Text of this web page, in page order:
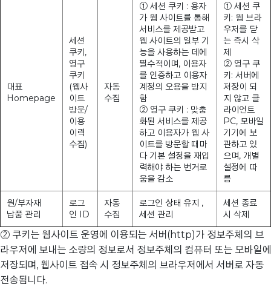
대표
Homepage
세션
쿠키,
영구
쿠키
(웹사
이트
방문/
이용
이력
수집)
자동
수집
① 세션 쿠키 : 용자
가 웹 사이트를 통해
서비스를 제공받고
웹 사이트의 일부 기
능을 사용하는 데에
필수적이며, 이용자
를 인증하고 이용자
계정의 오용을 방지
함
② 영구 쿠키 : 맞춤
화된 서비스를 제공
하고 이용자가 웹 사
이트를 방문할 때마
다 기본 설정을 재입
력해야 하는 번거로
움을 감소
① 세션 쿠
키: 웹 브라
우저를 닫
는 즉시 삭
제
② 영구 쿠
키: 서버에
저장이 되
지 않고 클
라이언트
PC, 모바일
기기에 보
관하고 있
으며, 개별
설정에 따
름
원/부자재
납품 관리
로그
인 ID
자동
수집
로그인 상태 유지 ,
세션 관리
세션 종료
시 삭제
② 쿠키는 웹사이트 운영에 이용되는 서버(http)가 정보주체의 브
라우저에 보내는 소량의 정보로서 정보주체의 컴퓨터 또는 모바일에
저장되며, 웹사이트 접속 시 정보주체의 브라우저에서 서버로 자동
전송됩니다.